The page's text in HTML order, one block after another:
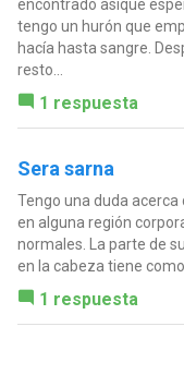
encontrado asique
tengo un hurón que
hacía hasta sangre.
resto...
1 respuesta
Sera sarna
Tengo una duda
en alguna región
normales. La parte de
en la cabeza tiene
1 respuesta